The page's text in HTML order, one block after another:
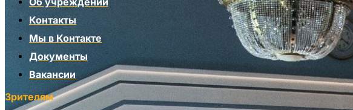
Контакты
Мы в Контакте
Документы
Вакансии
Зрителям